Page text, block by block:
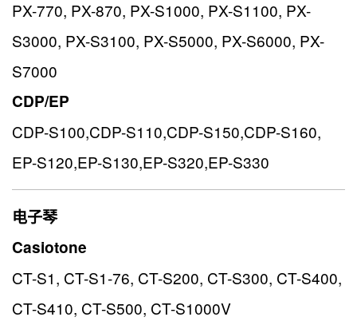
PX-770, PX-870, PX-S1000, PX-S1100, PX-
S3000, PX-S3100, PX-S5000, PX-S6000, PX-
S7000
CDP/EP
CDP-S100,CDP-S110,CDP-S150,CDP-S160,
EP-S120,EP-S130,EP-S320,EP-S330
电子琴
Casiotone
CT-S1, CT-S1-76, CT-S200, CT-S300, CT-S400,
CT-S410, CT-S500, CT-S1000V